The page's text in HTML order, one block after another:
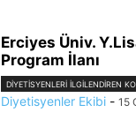
Erciyes Üniv.
Program İlanı
DIYETISYENLERI ILGILENDIREN
Diyetisyenler Ekibi - 15